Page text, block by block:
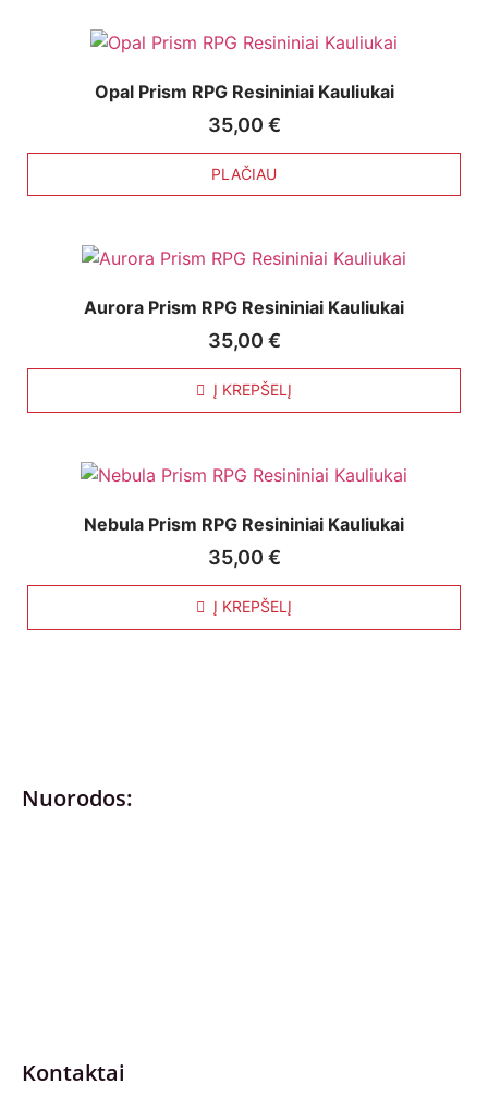
Opal Prism RPG Resininiai Kauliukai
35,00 €
PLAČIAU
Aurora Prism RPG Resininiai Kauliukai
35,00 €
Į KREPŠELĮ
Nebula Prism RPG Resininiai Kauliukai
35,00 €
Į KREPŠELĮ
Nuorodos:
Kontaktai